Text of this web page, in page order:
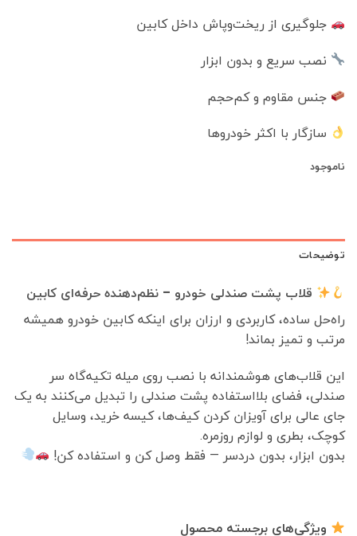
جلوگیری از ریخت‌وپاش داخل کابین
نصب سریع و بدون ابزار
جنس مقاوم و کم‌حجم
سازگار با اکثر خودروها
ناموجود
توضیحات
قلاب پشت صندلی خودرو – نظم‌دهنده حرفه‌ای کابین
راه‌حل ساده، کاربردی و ارزان برای اینکه کابین خودرو همیشه
مرتب و تمیز بماند!
این قلاب‌های هوشمندانه با نصب روی میله تکیه‌گاه سر
صندلی، فضای بلااستفاده پشت صندلی را تبدیل می‌کنند به یک
جای عالی برای آویزان کردن کیف‌ها، کیسه خرید، وسایل
کوچک، بطری و لوازم روزمره.
بدون ابزار، بدون دردسر — فقط وصل کن و استفاده کن!
ویژگی‌های برجسته محصول